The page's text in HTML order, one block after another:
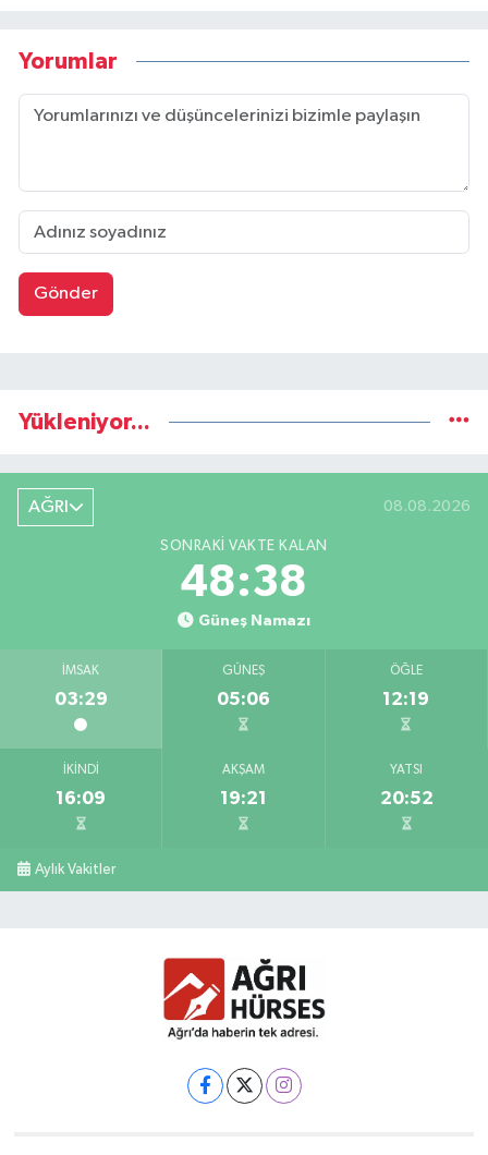
Yorumlar
Gönder
Yükleniyor...
AĞRI 08.08.2026
SONRAKI VAKTE KALAN
48:37
Güneş Namazı
İMSAK
03:29
GÜNEŞ
05:06
ÖĞLE
12:19
İKINDI
16:09
AKŞAM
19:21
YATSI
20:52
Aylık Vakitler